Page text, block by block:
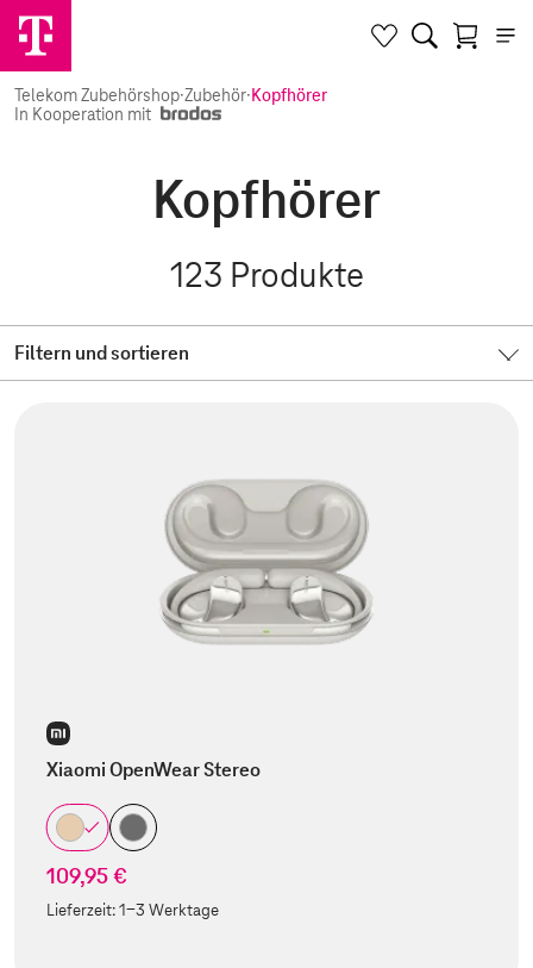
Telekom Zubehörshop·Zubehör·Kopfhörer
In Kooperation mit
Kopfhörer
123 Produkte
Filtern und sortieren
Xiaomi OpenWear Stereo
109,95 €
Lieferzeit:1-3 Werktage